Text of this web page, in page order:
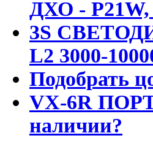
ДХО - P21W,
3S
L2 3000-
Подобрать
VX-6R
наличии?